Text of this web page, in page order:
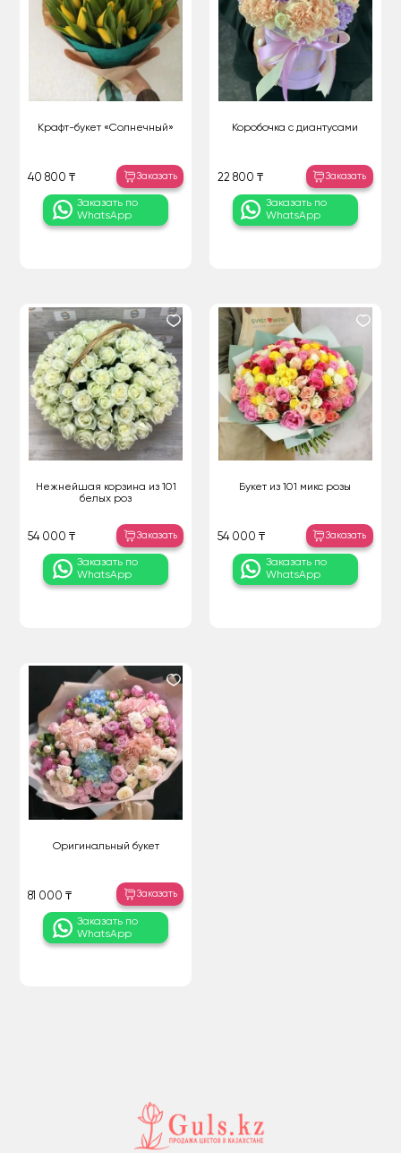
Крафт-букет «Солнечный»
40 800 ₸ Заказать
Заказать по
WhatsApp
Коробочка с диантусами
22 800 ₸ Заказать
Заказать по
WhatsApp
Нежнейшая корзина из 101
белых роз
54 000 ₸ Заказать
Заказать по
WhatsApp
Букет из 101 микс розы
54 000 ₸ Заказать
Заказать по
WhatsApp
Оригинальный букет
81 000 ₸ Заказать
Заказать по
WhatsApp